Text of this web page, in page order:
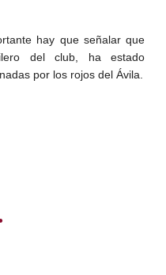
hay que señalar que
del club, ha estado
por los rojos del Ávila.